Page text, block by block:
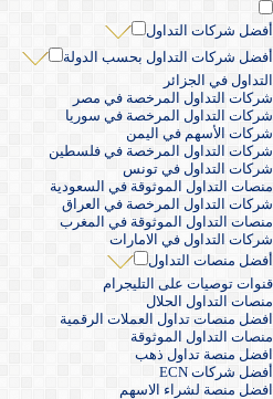
أفضل شركات التداول
أفضل شركات التداول بحسب الدولة
التداول في الجزائر
شركات التداول المرخصة في مصر
شركات التداول المرخصة في سوريا
شركات الأسهم في اليمن
شركات التداول المرخصة في فلسطين
شركات التداول في تونس
منصات التداول الموثوقة في السعودية
شركات التداول المرخصة في العراق
منصات التداول الموثوقة في المغرب
شركات التداول في الامارات
أفضل منصات التداول
قنوات توصيات على التليجرام
منصات التداول الحلال
افضل منصات تداول العملات الرقمية
منصات التداول الموثوقة
افضل منصة تداول ذهب
أفضل شركات ECN
افضل منصة لشراء الاسهم